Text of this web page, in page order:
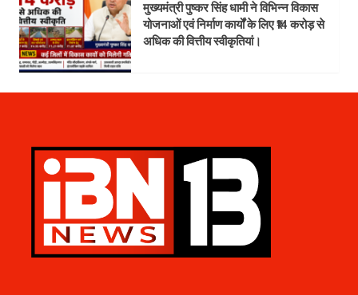
मुख्यमंत्री पुष्कर सिंह धामी ने विभिन्न विकास
योजनाओं एवं निर्माण कार्यों के लिए ₹14 करोड़ से
अधिक की वित्तीय स्वीकृतियां।